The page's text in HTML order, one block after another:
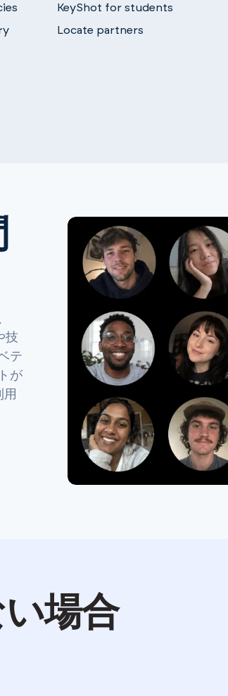
KeyShot for students
Locate partners
技
テ
が
場合